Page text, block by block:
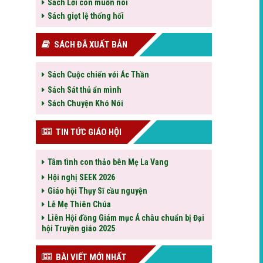
Sách Lời con muốn nói
Sách giọt lệ thống hối
SÁCH ĐÃ XUẤT BẢN
Sách Cuộc chiến với Ác Thần
Sách Sát thủ ẩn mình
Sách Chuyện Khó Nói
TIN TỨC GIÁO HỘI
Tâm tình con thảo bên Mẹ La Vang
Hội nghị SEEK 2026
Giáo hội Thụy Sĩ cầu nguyện
Lễ Mẹ Thiên Chúa
Liên Hội đồng Giám mục Á châu chuẩn bị Đại
hội Truyền giáo 2025
BÀI VIẾT MỚI NHẤT